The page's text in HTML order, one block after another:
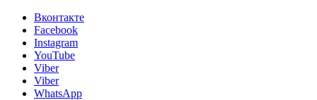
Вконтакте
Facebook
Instagram
YouTube
Viber
Viber
WhatsApp